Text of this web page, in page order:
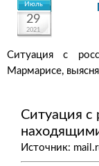
Июль
29
2021
Ситуация с
Мармарисе,
Ситуация с
Источник: